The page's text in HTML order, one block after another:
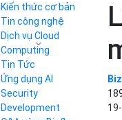
Bảng giá
Bảng giá
Kiến thức cơ bản
Tin công nghệ
Dịch vụ Cloud
Computing
Cloud Server
CDN
Load Balancer
Auto Scaling
Tin Tức
Ứng dụng AI
Security
Development